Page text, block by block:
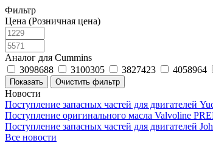
Фильтр
Цена (Розничная цена)
Аналог для Cummins
3098688
3100305 3827423 4058964
Новости
Поступление запасных частей для двигателей
Поступление оригинального масла Valvoline
Поступление запасных частей для двигателей
Все новости